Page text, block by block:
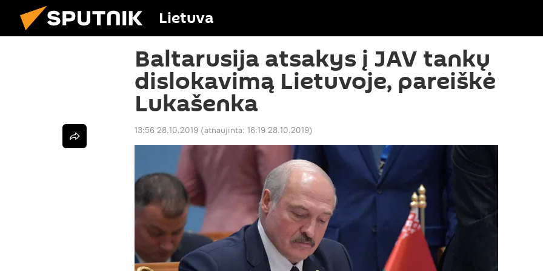
Lietuva
Baltarusija atsakys į JAV tankų
dislokavimą Lietuvoje, pareiškė
Lukašenka
13:56 28.10.2019 (atnaujinta: 16:19 28.10.2019)